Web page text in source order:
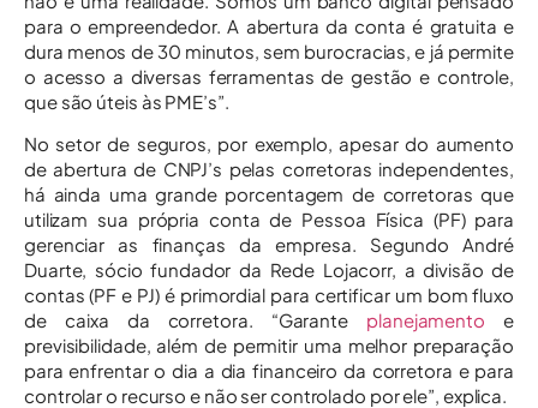
para o empreendedor. A abertura da conta é gratuita e
dura menos de 30 minutos, sem burocracias, e já permite
o acesso a diversas ferramentas de gestão e controle,
que são úteis às PME’s”.
No setor de seguros, por exemplo, apesar do aumento
de abertura de CNPJ’s pelas corretoras independentes,
há ainda uma grande porcentagem de corretoras que
utilizam sua própria conta de Pessoa Física (PF) para
gerenciar as finanças da empresa. Segundo André
Duarte, sócio fundador da Rede Lojacorr, a divisão de
contas (PF e PJ) é primordial para certificar um bom fluxo
de caixa da corretora. “Garante planejamento e
previsibilidade, além de permitir uma melhor preparação
para enfrentar o dia a dia financeiro da corretora e para
controlar o recurso e não ser controlado por ele”, explica.